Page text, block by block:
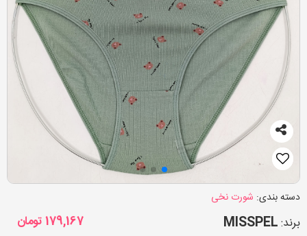
دسته بندی: شورت نخی
برند:MISSPEL
179,167تومان